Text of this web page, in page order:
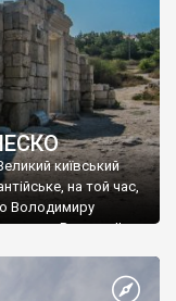
київський
на той час,
Володимиру
Василю ІІ, та
християнином.
Таврійського